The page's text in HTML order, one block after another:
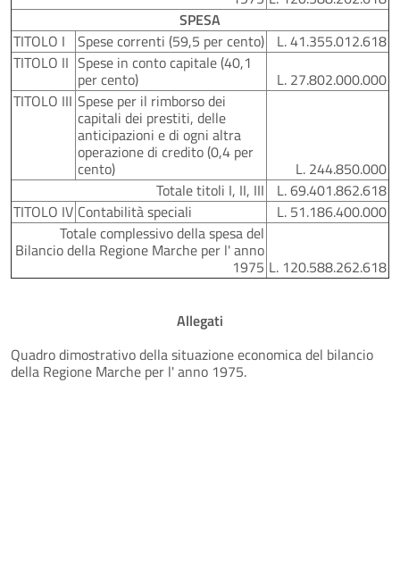
SPESA
TITOLO I
Spese correnti (59,5 per cento)
L. 41.355.012.618
TITOLO II Spese in conto capitale (40,1
per cento)
L. 27.802.000.000
TITOLO III Spese per il rimborso dei
capitali dei prestiti, delle
anticipazioni e di ogni altra
operazione di credito (0,4 per
cento)
L. 244.850.000
Totale titoli I, II, III
L. 69.401.862.618
TITOLO IV Contabilità speciali
L. 51.186.400.000
Totale complessivo della spesa del
Bilancio della Regione Marche per l' anno
1975 L. 120.588.262.618
Allegati
Quadro dimostrativo della situazione economica del bilancio
della Regione Marche per l' anno 1975.